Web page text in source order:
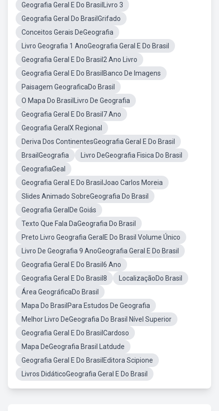
Geografia Geral E Do BrasilLivro 3
Geografia Geral Do BrasilGrifado
Conceitos Gerais DeGeografia
Livro Geografia 1 AnoGeografia Geral E Do Brasil
Geografia Geral E Do Brasil2 Ano Livro
Geografia Geral E Do BrasilBanco De Imagens
Paisagem GeograficaDo Brasil
O Mapa Do BrasilLivro De Geografia
Geografia Geral E Do Brasil7 Ano
Geografia GeralX Regional
Deriva Dos ContinentesGeografia Geral E Do Brasil
BrsailGeografia
Livro DeGeografia Fisica Do Brasil
GeografiaGeal
Geografia Geral E Do BrasilJoao Carlos Moreia
Slides Animado SobreGeografia Do Brasil
Geografia GeralDe Goiás
Texto Que Fala DaGeografia Do Brasil
Preto Livro Geografia GeralE Do Brasil Volume Único
Livro De Geografia 9 AnoGeografia Geral E Do Brasil
Geografia Geral E Do Brasil6 Ano
Geografia Geral E Do Brasil8
LocalizaçãoDo Brasil
Área GeográficaDo Brasil
Mapa Do BrasilPara Estudos De Geografia
Melhor Livro DeGeografia Do Brasil Nível Superior
Geografia Geral E Do BrasilCardoso
Mapa DeGeografia Brasil Latdude
Geografia Geral E Do BrasilEditora Scipione
Livros DidáticoGeografia Geral E Do Brasil